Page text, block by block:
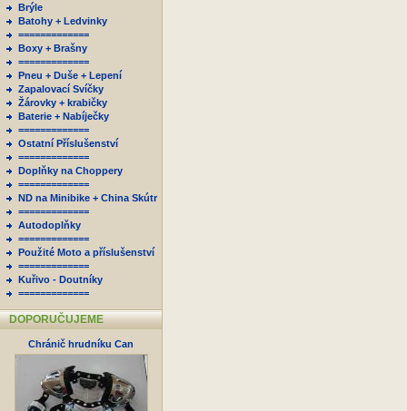
Brýle
Batohy + Ledvinky
=============
Boxy + Brašny
=============
Pneu + Duše + Lepení
Zapalovací Svíčky
Žárovky + krabičky
Baterie + Nabíječky
=============
Ostatní Příslušenství
=============
Doplňky na Choppery
=============
ND na Minibike + China Skútr
=============
Autodoplňky
=============
Použité Moto a příslušenství
=============
Kuřivo - Doutníky
=============
DOPORUČUJEME
Chránič hrudníku Can